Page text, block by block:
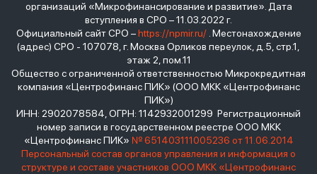
организаций «Микрофинансирование и развитие». Дата
вступления в СРО – 11.03.2022 г.
Официальный сайт СРО –https://npmir.ru/. Местонахождение
(адрес) СРО - 107078, г. Москва Орликов переулок, д.5, стр.1,
этаж 2, пом.11
Общество с ограниченной ответственностью Микрокредитная
компания «Центрофинанс ПИК» (ООО МКК «Центрофинанс
ПИК»)
ИНН: 2902078584, ОГРН: 1142932001299 Регистрационный
номер записи в государственном реестре ООО МКК
«Центрофинанс ПИК» № 651403111005236 от 11.06.2014
Персональный состав органов управления и информация о
структуре и составе участников ООО МКК «Центрофинанс